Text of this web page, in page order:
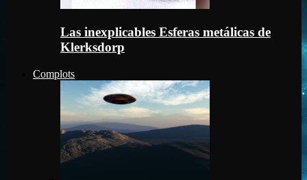
Las inexplicables Esferas metálicas de
Klerksdorp
Complots